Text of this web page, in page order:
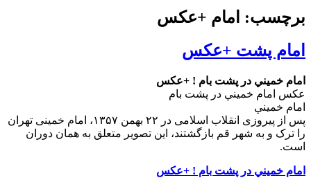
برچسب: امام +عکس
امام پشت +عکس
امام خميني در پشت بام ! +عکس
عکس امام خميني در پشت بام
امام خميني
پس از پیروزی انقلاب اسلامی در ۲۲ بهمن ۱۳۵۷، امام خمینی تهران
را ترک و به شهر قم بازگشتند، این تصویر متعلق به همان دوران
است.
امام خميني در پشت بام ! +عکس